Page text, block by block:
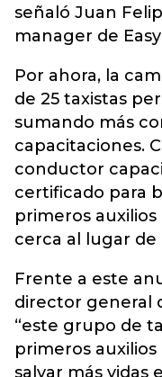
señaló Juan
manager de Easy
Por ahora, la
de 25 taxistas
sumando más
capacitaciones.
conductor
certificado para
primeros
cerca al lugar de
Frente a este
director general
“este grupo de
primeros
salvar más vidas